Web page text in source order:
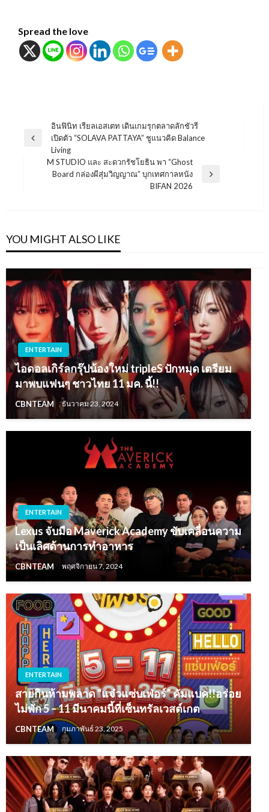
Spread the love
แนะแนว
เรื่อง
Previous
อินฟินิท เรียลเอสเตท เดินเกมรุกตลาดลักชัวรี
เปิดตัว “SOLAVA PATTAYA” ชูแนวคิด Balance
Living
M STUDIO และ สะดวกรัชโยธิน พา “Ghost
Board กล่องผีสุ่มวิญญาณ” บุกเทศกาลหนัง
BIFAN 2026
YOU MIGHT ALSO LIKE
ENTERTAIN
ไอดอลเกิร์ลกรุ๊ปน้องใหม่ tripleS ปักหมุด เตรียม
มาพบแฟนๆ ชาวไทย 11 มค. นี้!!
CBNTEAM ธันวาคม 23, 2024
ENTERTAIN
Lexus จับมือ Maverick Academy ขับเคลื่อนความ
เป็นเลิศด้านการทำอาหาร
CBNTEAM พฤศจิกายน 7, 2024
ENTERTAIN
สายกินห้ามพลาด “แจ๋วแซ่บเฟ่อร์” คัมแบค!!อร่อย
ไม่พัก 5 – 11 มีนาคมนี้ที่เซ็นทรัลเวสต์เกต
CBNTEAM กุมภาพันธ์ 23, 2025